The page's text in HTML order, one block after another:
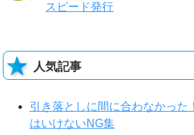
スピード発行
人気記事
引き落としに間に合わなかった
はいけないNG集